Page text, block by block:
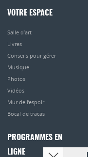
VOTRE ESPACE
Salle d’art
Livres
Conseils pour gérer
Musique
Photos
Vidéos
Mur de l’espoir
Bocal de tracas
PROGRAMMES EN
LIGNE